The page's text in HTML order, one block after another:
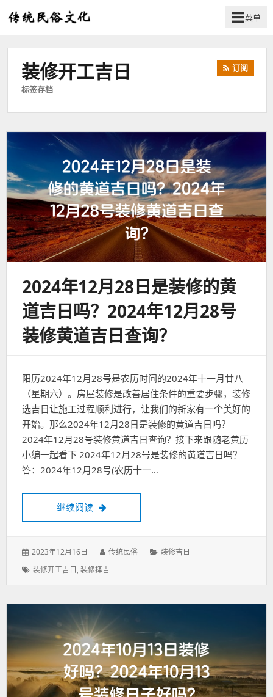
弘
扬
文
菜单
装修开工吉日
标签存档
订阅
2024年12月28日是装修的黄
道吉日吗？2024年12月28号
装修黄道吉日查询？
阳历2024年12月28号是农历时间的2024年十一月廿八
（星期六）。房屋装修是改善居住条件的重要步骤，装修
选吉日让施工过程顺利进行，让我们的新家有一个美好的
开始。那么2024年12月28日是装修的黄道吉日吗？
2024年12月28号装修黄道吉日查询？接下来跟随老黄历
小编一起看下 2024年12月28号是装修的黄道吉日吗？
答：2024年12月28号(农历十一…
继续阅读 2024年12月28日是装修的黄道吉日吗？
发
于：
2023年12月16日
作
传统民俗
分
装修吉日
标
装修开工吉日,装修择吉